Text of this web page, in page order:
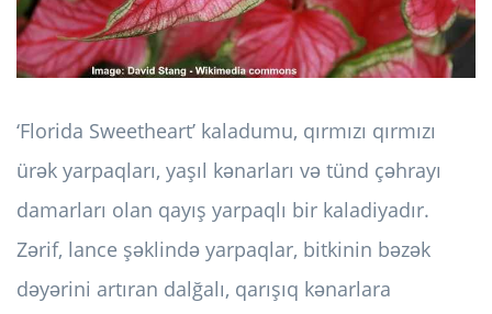
‘Florida Sweetheart’ kaladumu, qırmızı qırmızı
ürək yarpaqları, yaşıl kənarları və tünd çəhrayı
damarları olan qayış yarpaqlı bir kaladiyadır.
Zərif, lance şəklində yarpaqlar, bitkinin bəzək
dəyərini artıran dalğalı, qarışıq kənarlara